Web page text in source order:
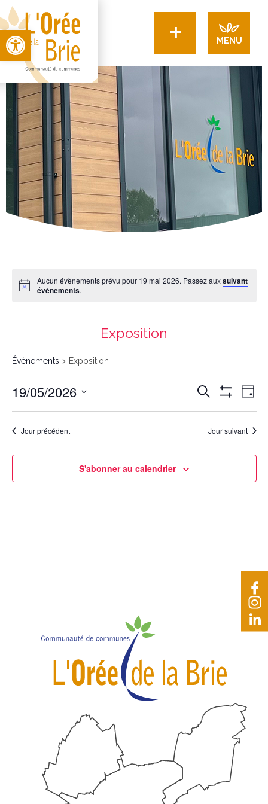
Open toolbar + MENU
Aucun évènements prévu pour 19 mai 2026. Passez auxsuivant
évènements.
Exposition
Évènements Exposition
navigation
deRecherche
Les
de
Évènement
Day
19/05/2026
Jour précédent Jour suivant
S'abonner au calendrier